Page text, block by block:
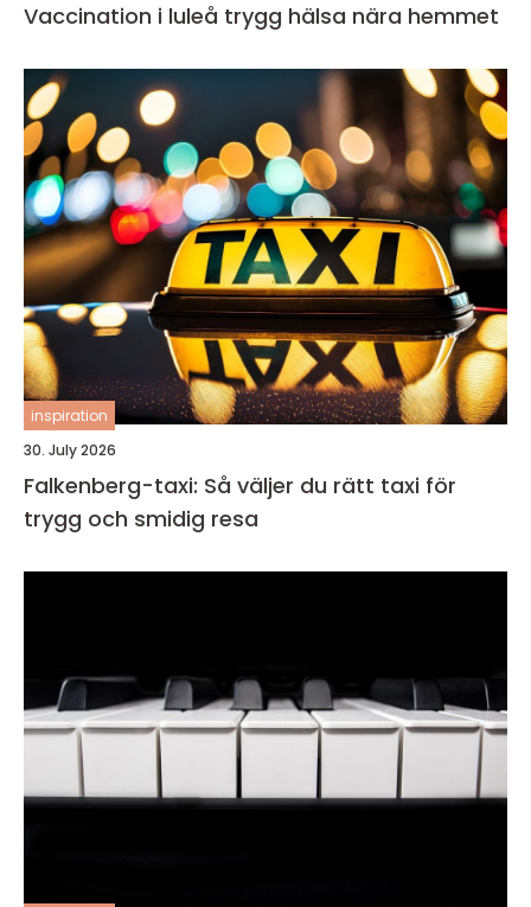
Vaccination i luleå trygg hälsa nära hemmet
inspiration
30. July 2026
Falkenberg-taxi: Så väljer du rätt taxi för
trygg och smidig resa